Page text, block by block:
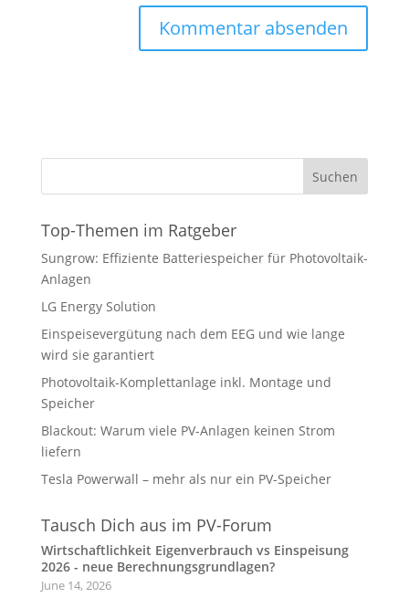
i
v
e
Suchen
Top-Themen im Ratgeber
Sungrow: Effiziente Batteriespeicher für Photovoltaik-
Anlagen
LG Energy Solution
Einspeisevergütung nach dem EEG und wie lange
wird sie garantiert
Photovoltaik-Komplettanlage inkl. Montage und
Speicher
Blackout: Warum viele PV-Anlagen keinen Strom
liefern
Tesla Powerwall – mehr als nur ein PV-Speicher
Tausch Dich aus im PV-Forum
Wirtschaftlichkeit Eigenverbrauch vs Einspeisung
2026 - neue Berechnungsgrundlagen?
June 14, 2026